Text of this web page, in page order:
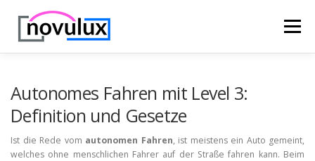
Inhalt
springen
Menü
Autonomes Fahren mit Level 3:
Definition und Gesetze
Ist die Rede vom autonomen Fahren, ist meistens ein Auto gemeint,
welches ohne menschlichen Fahrer auf der Straße fahren kann. Beim